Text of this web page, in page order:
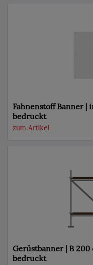
Fahnenstoff Banner
bedruckt
zum Artikel
Gerüstbanner | B
bedruckt